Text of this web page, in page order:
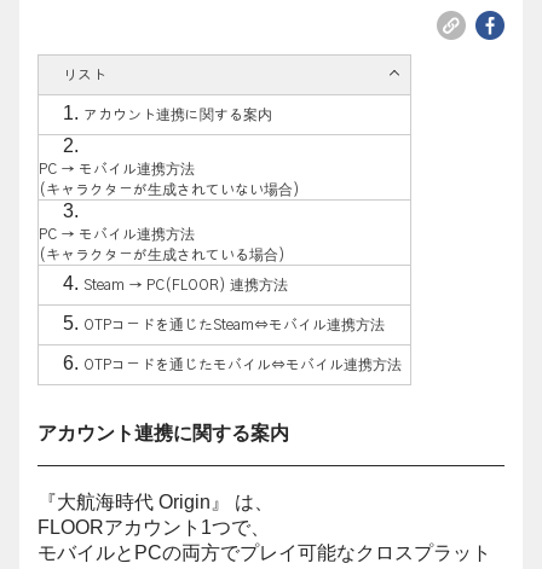
リスト
アカウント連携に関する案内
PC → モバイル連携方法
(キャラクターが生成されていない場合)
PC → モバイル連携方法
(キャラクターが生成されている場合)
Steam → PC(FLOOR) 連携方法
OTPコードを通じたSteam⇔モバイル連携方法
OTPコードを通じたモバイル⇔モバイル連携方法
アカウント連携に関する案内
『大航海時代 Origin』 は、
FLOORアカウント1つで、
モバイルとPCの両方でプレイ可能なクロスプラット